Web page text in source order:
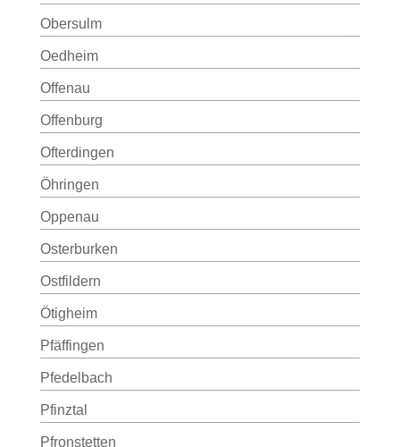
Obersulm
Oedheim
Offenau
Offenburg
Ofterdingen
Öhringen
Oppenau
Osterburken
Ostfildern
Ötigheim
Pfäffingen
Pfedelbach
Pfinztal
Pfronstetten